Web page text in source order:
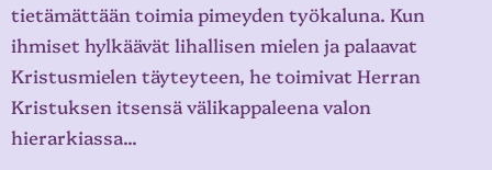
tietämättään toimia pimeyden työkaluna. Kun
ihmiset hylkäävät lihallisen mielen ja palaavat
Kristusmielen täyteyteen, he toimivat Herran
Kristuksen itsensä välikappaleena valon
hierarkiassa...